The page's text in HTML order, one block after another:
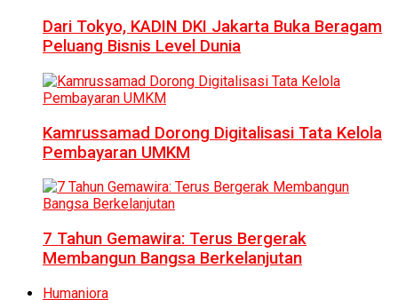
Dari Tokyo, KADIN DKI Jakarta Buka Beragam
Peluang Bisnis Level Dunia
Kamrussamad Dorong Digitalisasi Tata Kelola
Pembayaran UMKM
7 Tahun Gemawira: Terus Bergerak
Membangun Bangsa Berkelanjutan
Humaniora